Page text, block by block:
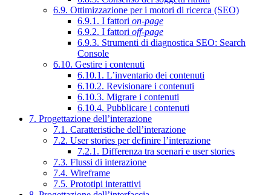
6.9. Ottimizzazione per i motori di ricerca (SEO)
6.9.1. I fattori on-page
6.9.2. I fattori off-page
6.9.3. Strumenti di diagnostica SEO: Search
Console
6.10. Gestire i contenuti
6.10.1. L’inventario dei contenuti
6.10.2. Revisionare i contenuti
6.10.3. Migrare i contenuti
6.10.4. Pubblicare i contenuti
7. Progettazione dell’interazione
7.1. Caratteristiche dell’interazione
7.2. User stories per definire l’interazione
7.2.1. Differenza tra scenari e user stories
7.3. Flussi di interazione
7.4. Wireframe
7.5. Prototipi interattivi